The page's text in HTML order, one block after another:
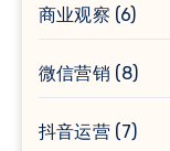
商业观察 (6)
微信营销 (8)
抖音运营(7)